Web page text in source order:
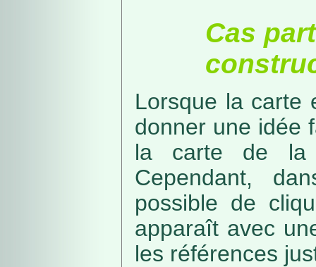
Cas
Lorsque la carte
donner une idée
la carte de la
Cependant,
possible de
apparaît avec
les références